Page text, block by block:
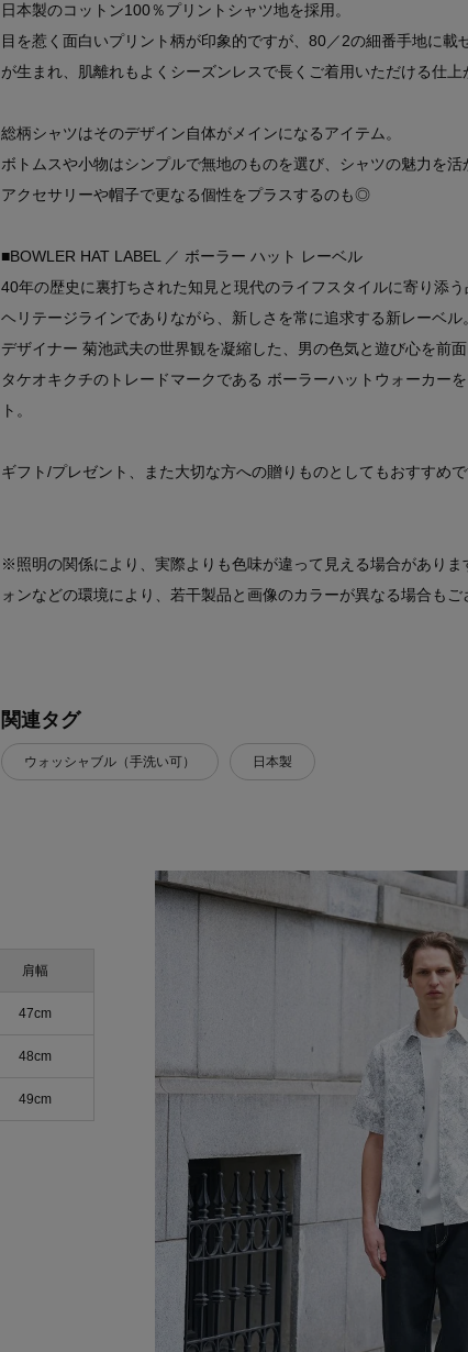
日本製のコットン100％プリントシャツ地を採用。
目を惹く面白いプリント柄が印象的ですが、80／2の細番手地に載
が生まれ、肌離れもよくシーズンレスで長くご着用いただける仕上
総柄シャツはそのデザイン自体がメインになるアイテム。
ボトムスや小物はシンプルで無地のものを選び、シャツの魅力を活
アクセサリーや帽子で更なる個性をプラスするのも◎
■BOWLER HAT LABEL ／ ボーラー ハット レーベル
40年の歴史に裏打ちされた知見と現代のライフスタイルに寄り添う
ヘリテージラインでありながら、新しさを常に追求する新レーベル。
デザイナー 菊池武夫の世界観を凝縮した、男の色気と遊び心を前面
タケオキクチのトレードマークである ボーラーハットウォーカー
ト。
ギフト/プレゼント、また大切な方への贈りものとしてもおすすめで
※照明の関係により、実際よりも色味が違って見える場合がありま
ォンなどの環境により、若干製品と画像のカラーが異なる場合もご
関連タグ
ウォッシャブル（手洗い可） 日本製
肩幅
47cm
48cm
49cm